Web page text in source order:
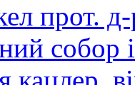
прот.
собор